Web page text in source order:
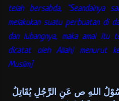
telah bersabda, "Seandainya
melakukan suatu perbuatan di
dan lubangnya, maka amal itu
dicatat oleh Allah) menurut
Muslim]
اللهِ ص عَنِ الرَّجُلِ يُقَاتِلُ